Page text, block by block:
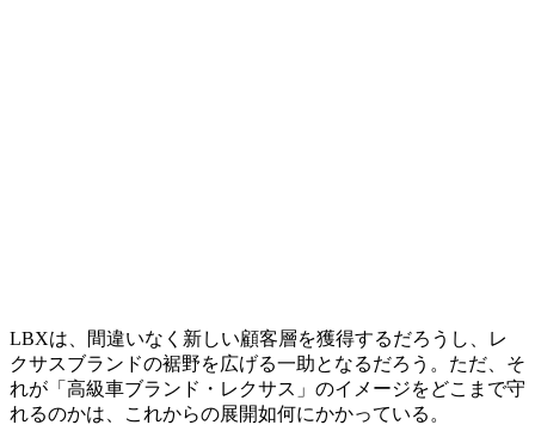
LBXは、間違いなく新しい顧客層を獲得するだろうし、レ
クサスブランドの裾野を広げる一助となるだろう。ただ、そ
れが「高級車ブランド・レクサス」のイメージをどこまで守
れるのかは、これからの展開如何にかかっている。